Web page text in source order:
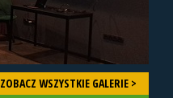
ZOBACZ WSZYSTKIE GALERIE >